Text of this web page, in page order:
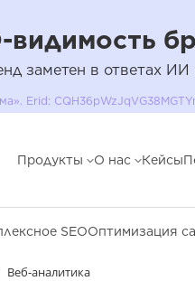
видимость
заметен в ответах
Erid:
Продукты О нас Кейсы
SEOОптимизация
Веб-аналитика